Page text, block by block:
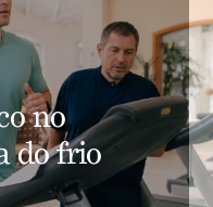
no
do frio